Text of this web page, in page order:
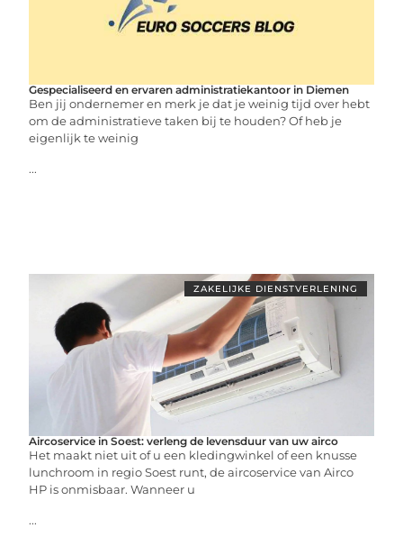
Gespecialiseerd en ervaren administratiekantoor in Diemen
Ben jij ondernemer en merk je dat je weinig tijd over hebt
om de administratieve taken bij te houden? Of heb je
eigenlijk te weinig
...
ZAKELIJKE DIENSTVERLENING
Aircoservice in Soest: verleng de levensduur van uw airco
Het maakt niet uit of u een kledingwinkel of een knusse
lunchroom in regio Soest runt, de aircoservice van Airco
HP is onmisbaar. Wanneer u
...